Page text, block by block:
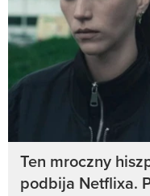
Ten mroczny
podbija Netflixa.